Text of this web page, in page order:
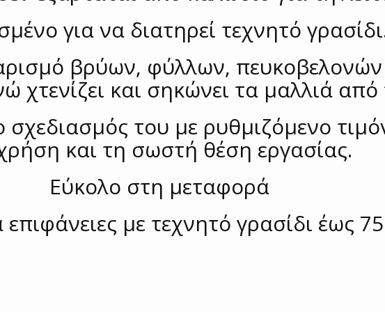
για να διατηρεί τεχνητό
βρύων, φύλλων, πευκοβελονών
χτενίζει και σηκώνει τα μαλλιά από
του με ρυθμιζόμενο
και τη σωστή θέση εργασίας.
Εύκολο στη μεταφορά
επιφάνειες με τεχνητό γρασίδι έως